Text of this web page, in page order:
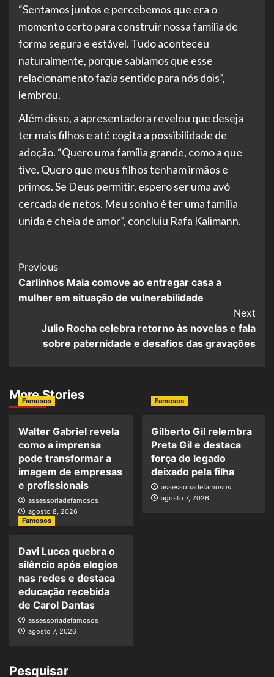
“Sentamos juntos e percebemos que era o
momento certo para construir nossa família de
forma segura e estável. Tudo aconteceu
naturalmente, porque sabíamos que esse
relacionamento fazia sentido para nós dois”,
lembrou.
Além disso, a apresentadora revelou que deseja
ter mais filhos e até cogita a possibilidade de
adoção. “Quero uma família grande, como a que
tive. Quero que meus filhos tenham irmãos e
primos. Se Deus permitir, espero ser uma avó
cercada de netos. Meu sonho é ter uma família
unida e cheia de amor”, concluiu Rafa Kalimann.
Post
Navigation
Previous
Carlinhos Maia comove ao entregar casa a
mulher em situação de vulnerabilidade
Next
Julio Rocha celebra retorno às novelas e fala
sobre paternidade e desafios das gravações
More Stories
Famosos
Walter Gabriel revela
como a imprensa
pode transformar a
imagem de empresas
e profissionais
assessoriadefamosos
agosto 8, 2026
Famosos
Gilberto Gil relembra
Preta Gil e destaca
força do legado
deixado pela filha
assessoriadefamosos
agosto 7, 2026
Famosos
Davi Lucca quebra o
silêncio após elogios
nas redes e destaca
educação recebida
de Carol Dantas
assessoriadefamosos
agosto 7, 2026
Pesquisar